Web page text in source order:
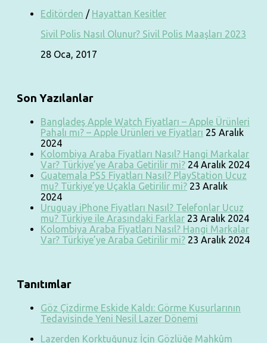
Editörden / Hayattan Kesitler
Sivil Polis Nasıl Olunur? Sivil Polis Maaşları 2023
28 Oca, 2017
Son Yazılanlar
Bangladeş Apple Watch Fiyatları – Apple Ürünleri
Pahalı mı? – Apple Ürünleri ve Fiyatları 25 Aralık
2024
Kolombiya Araba Fiyatları Nasıl? Hangi Markalar
Var? Türkiye’ye Araba Getirilir mi? 24 Aralık 2024
Guatemala PS5 Fiyatları Nasıl? PlayStation Ucuz
mu? Türkiye’ye Uçakla Getirilir mi? 23 Aralık
2024
Uruguay iPhone Fiyatları Nasıl? Telefonlar Ucuz
mu? Türkiye ile Arasındaki Farklar 23 Aralık 2024
Kolombiya Araba Fiyatları Nasıl? Hangi Markalar
Var? Türkiye’ye Araba Getirilir mi? 23 Aralık 2024
Tanıtımlar
Göz Çizdirme Eskide Kaldı: Görme Kusurlarının
Tedavisinde Yeni Nesil Lazer Dönemi
Lazerden Korktuğunuz İçin Gözlüğe Mahkûm